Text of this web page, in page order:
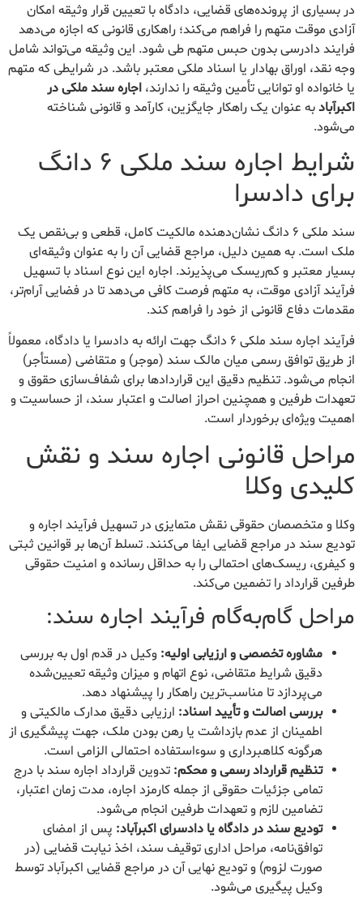
در بسیاری از پرونده‌های قضایی، دادگاه با تعیین قرار وثیقه امکان
آزادی موقت متهم را فراهم می‌کند؛ راهکاری قانونی که اجازه می‌دهد
فرایند دادرسی بدون حبس متهم طی شود. این وثیقه می‌تواند شامل
وجه نقد، اوراق بهادار یا اسناد ملکی معتبر باشد. در شرایطی که متهم
یا خانواده او توانایی تأمین وثیقه را ندارند، اجاره سند ملکی در
اکبرآبادبه عنوان یک راهکار جایگزین، کارآمد و قانونی شناخته
می‌شود.
شرایط اجاره سند ملکی ۶ دانگ
برای دادسرا
سند ملکی ۶ دانگ نشان‌دهنده مالکیت کامل، قطعی و بی‌نقص یک
ملک است. به همین دلیل، مراجع قضایی آن را به عنوان وثیقه‌ای
بسیار معتبر و کم‌ریسک می‌پذیرند. اجاره این نوع اسناد با تسهیل
فرآیند آزادی موقت، به متهم فرصت کافی می‌دهد تا در فضایی آرام‌تر،
مقدمات دفاع قانونی از خود را فراهم کند.
فرآیند اجاره سند ملکی ۶ دانگ جهت ارائه به دادسرا یا دادگاه، معمولاً
از طریق توافق رسمی میان مالک سند (موجر) و متقاضی (مستأجر)
انجام می‌شود. تنظیم دقیق این قراردادها برای شفاف‌سازی حقوق و
تعهدات طرفین و همچنین احراز اصالت و اعتبار سند، از حساسیت و
اهمیت ویژه‌ای برخوردار است.
مراحل قانونی اجاره سند و نقش
کلیدی وکلا
وکلا و متخصصان حقوقی نقش متمایزی در تسهیل فرآیند اجاره و
تودیع سند در مراجع قضایی ایفا می‌کنند. تسلط آن‌ها بر قوانین ثبتی
و کیفری، ریسک‌های احتمالی را به حداقل رسانده و امنیت حقوقی
طرفین قرارداد را تضمین می‌کند.
مراحل گام‌به‌گام فرآیند اجاره سند:
مشاوره تخصصی و ارزیابی اولیه: وکیل در قدم اول به بررسی
دقیق شرایط متقاضی، نوع اتهام و میزان وثیقه تعیین‌شده
می‌پردازد تا مناسب‌ترین راهکار را پیشنهاد دهد.
بررسی اصالت و تأیید اسناد: ارزیابی دقیق مدارک مالکیتی و
اطمینان از عدم بازداشت یا رهن بودن ملک، جهت پیشگیری از
هرگونه کلاهبرداری و سوءاستفاده احتمالی الزامی است.
تنظیم قرارداد رسمی و محکم: تدوین قرارداد اجاره سند با درج
تمامی جزئیات حقوقی از جمله کارمزد اجاره، مدت زمان اعتبار،
تضامین لازم و تعهدات طرفین انجام می‌شود.
تودیع سند در دادگاه یا دادسرای اکبرآباد: پس از امضای
توافق‌نامه، مراحل اداری توقیف سند، اخذ نیابت قضایی (در
صورت لزوم) و تودیع نهایی آن در مراجع قضایی اکبرآباد توسط
وکیل پیگیری می‌شود.